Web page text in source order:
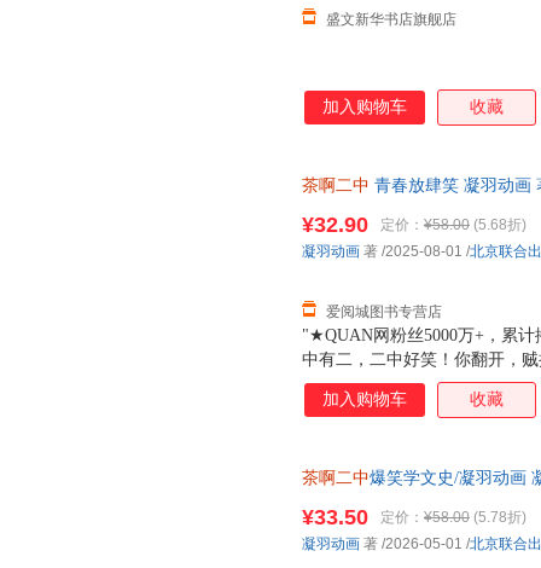
盛文新华书店旗舰店
加入购物车 收藏
茶啊二中 青春放肆笑 凝羽动画
"★QUAN网粉丝5000万+，累
中有二，二中好笑！你翻开，
二中的同学各个天赋拉满，处
自己青春的主角。跟着本书，
¥32.90 定价： ¥58.00 (5.68折)
爱阅城图书专营店
凝羽动画 著 /2025-08-01 /北京联合
加入购物车 收藏
茶啊二中爆笑学文史/凝羽动画
¥33.50 定价： ¥58.00 (5.78折)
凝羽动画 著 /2026-05-01 /北京联合